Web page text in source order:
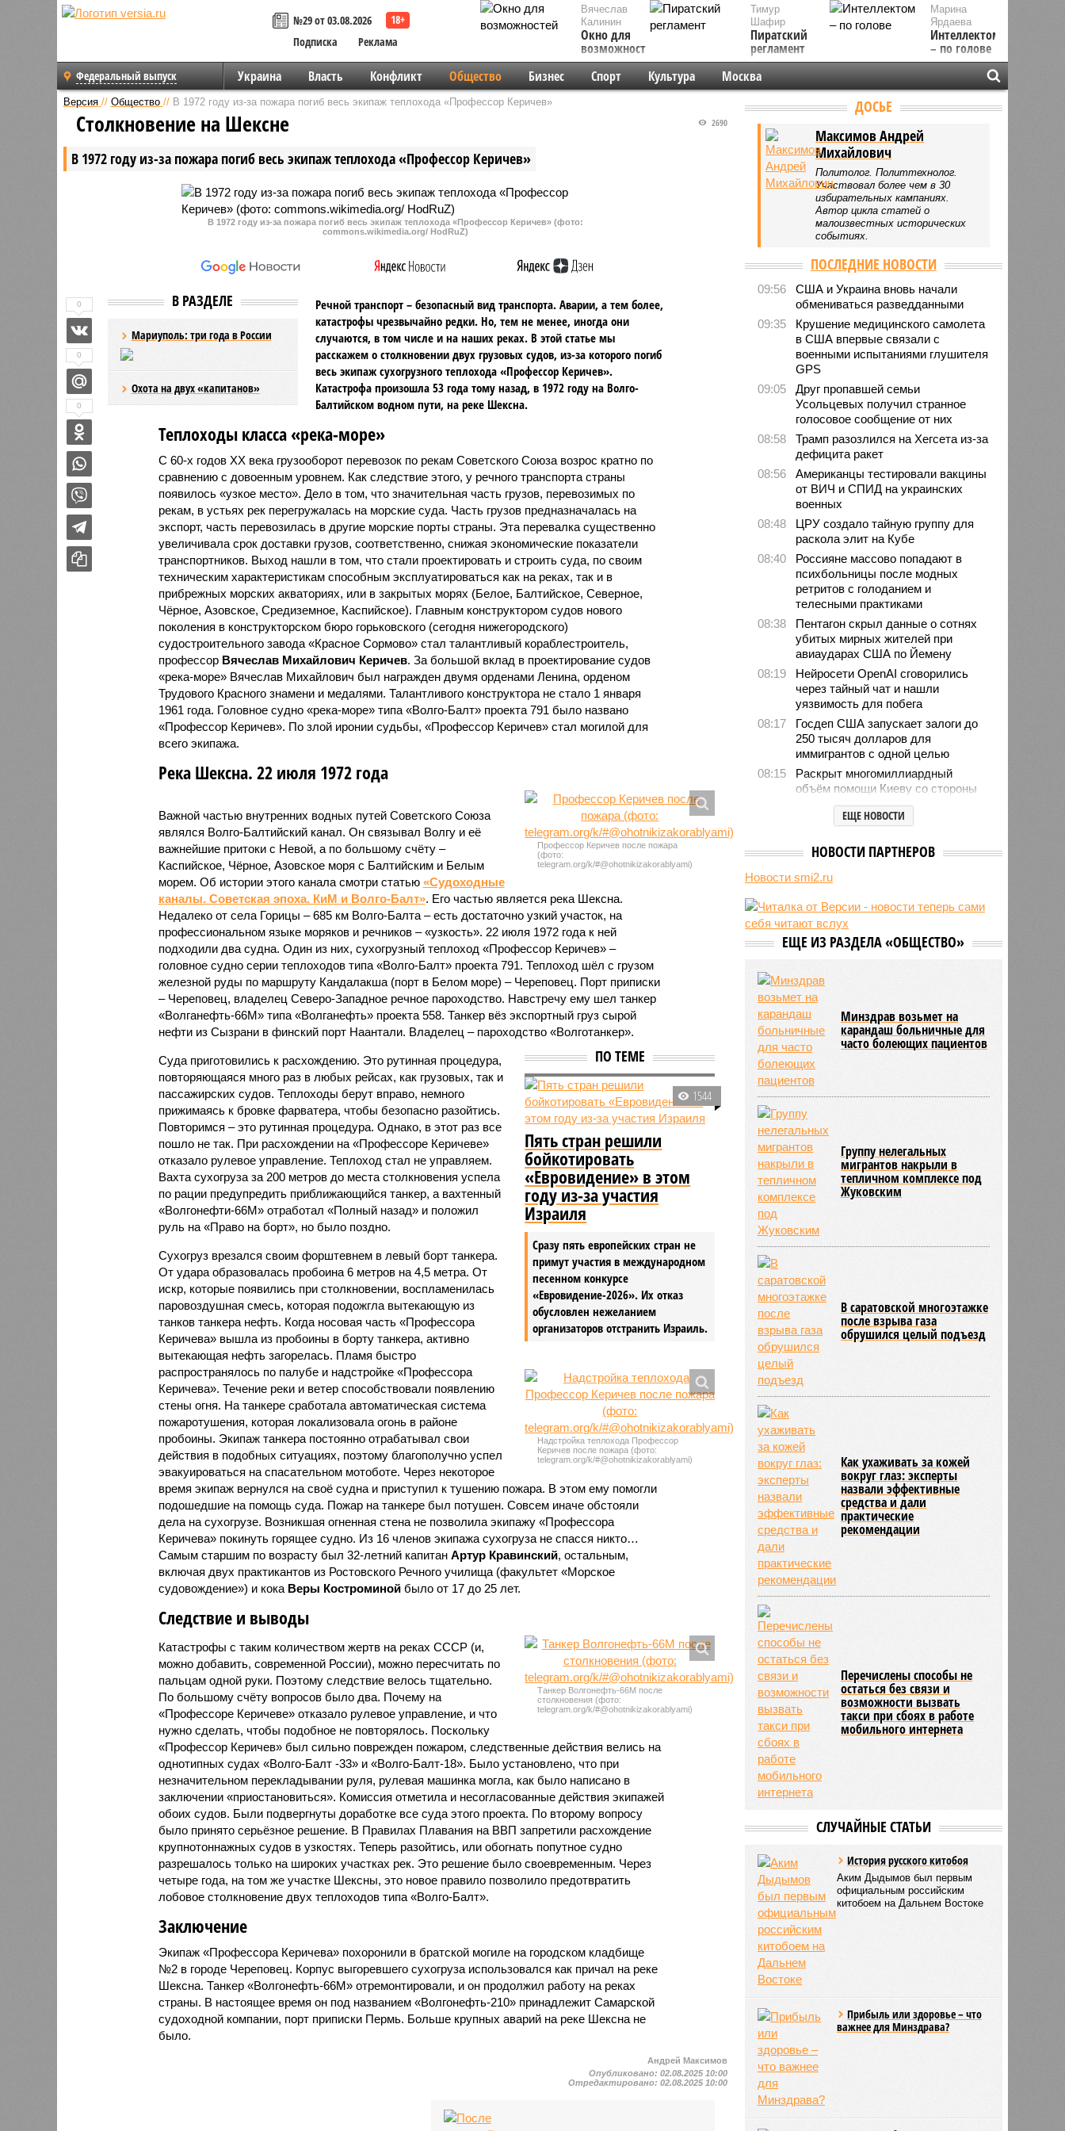
№29 от 03.08.2026
Подписка
Реклама
Вячеслав
Калинин
Окно для
возможностей
Марина
Ярдаева
Интеллектом
– по голове
Тимур
Шафир
Пиратский
регламент
Федеральный выпуск Украина Власть Конфликт Общество Бизнес Спорт Культура Москва
Версия // Общество // В 1972 году из-за пожара погиб весь экипаж теплохода «Профессор Керичев»
В 1972 году из-за пожара погиб весь экипаж теплохода «Профессор Керичев»
2690
Столкновение на Шексне
В 1972 году из-за пожара погиб весь экипаж теплохода «Профессор Керичев» (фото:
commons.wikimedia.org/ HodRuZ)
В РАЗДЕЛЕ
Мариуполь: три года в России
Охота на двух «капитанов»
Речной транспорт – безопасный вид транспорта. Аварии, а тем более,
катастрофы чрезвычайно редки. Но, тем не менее, иногда они
случаются, в том числе и на наших реках. В этой статье мы
расскажем о столкновении двух грузовых судов, из-за которого погиб
весь экипаж сухогрузного теплохода «Профессор Керичев».
Катастрофа произошла 53 года тому назад, в 1972 году на Волго-
Балтийском водном пути, на реке Шексна.
Теплоходы класса «река-море»
С 60-х годов ХХ века грузооборот перевозок по рекам Советского Союза возрос кратно по
сравнению с довоенным уровнем. Как следствие этого, у речного транспорта страны
появилось «узкое место». Дело в том, что значительная часть грузов, перевозимых по
рекам, в устьях рек перегружалась на морские суда. Часть грузов предназначалась на
экспорт, часть перевозилась в другие морские порты страны. Эта перевалка существенно
увеличивала срок доставки грузов, соответственно, снижая экономические показатели
транспортников. Выход нашли в том, что стали проектировать и строить суда, по своим
техническим характеристикам способным эксплуатироваться как на реках, так и в
прибрежных морских акваториях, или в закрытых морях (Белое, Балтийское, Северное,
Чёрное, Азовское, Средиземное, Каспийское). Главным конструктором судов нового
поколения в конструкторском бюро горьковского (сегодня нижегородского)
судостроительного завода «Красное Сормово» стал талантливый кораблестроитель,
профессор Вячеслав Михайлович Керичев. За большой вклад в проектирование судов
«река-море» Вячеслав Михайлович был награжден двумя орденами Ленина, орденом
Трудового Красного знамени и медалями. Талантливого конструктора не стало 1 января
1961 года. Головное судно «река-море» типа «Волго-Балт» проекта 791 было названо
«Профессор Керичев». По злой иронии судьбы, «Профессор Керичев» стал могилой для
всего экипажа.
Река Шексна. 22 июля 1972 года
Профессор Керичев после пожара
(фото:
telegram.org/k/#@ohotnikizakorablyami)
Важной частью внутренних водных путей Советского Союза
являлся Волго-Балтийский канал. Он связывал Волгу и её
важнейшие притоки с Невой, а по большому счёту –
Каспийское, Чёрное, Азовское моря с Балтийским и Белым
морем. Об истории этого канала смотри статью «Судоходные
каналы. Советская эпоха. КиМ и Волго-Балт». Его частью является река Шексна.
Недалеко от села Горицы – 685 км Волго-Балта – есть достаточно узкий участок, на
профессиональном языке моряков и речников – «узкость». 22 июля 1972 года к ней
подходили два судна. Один из них, сухогрузный теплоход «Профессор Керичев» –
головное судно серии теплоходов типа «Волго-Балт» проекта 791. Теплоход шёл с грузом
железной руды по маршруту Кандалакша (порт в Белом море) – Череповец. Порт приписки
– Череповец, владелец Северо-Западное речное пароходство. Навстречу ему шел танкер
«Волганефть-66М» типа «Волганефть» проекта 558. Танкер вёз экспортный груз сырой
нефти из Сызрани в финский порт Наантали. Владелец – пароходство «Волготанкер».
ПО ТЕМЕ
1544
Пять стран решили
бойкотировать
«Евровидение» в этом
году из-за участия
Израиля
Сразу пять европейских стран не
примут участия в международном
песенном конкурсе
«Евровидение-2026». Их отказ
обусловлен нежеланием
организаторов отстранить Израиль.
Суда приготовились к расхождению. Это рутинная процедура,
повторяющаяся много раз в любых рейсах, как грузовых, так и
пассажирских судов. Теплоходы берут вправо, немного
прижимаясь к бровке фарватера, чтобы безопасно разойтись.
Повторимся – это рутинная процедура. Однако, в этот раз все
пошло не так. При расхождении на «Профессоре Керичеве»
отказало рулевое управление. Теплоход стал не управляем.
Вахта сухогруза за 200 метров до места столкновения успела
по рации предупредить приближающийся танкер, а вахтенный
«Волгонефти-66М» отработал «Полный назад» и положил
руль на «Право на борт», но было поздно.
Надстройка теплохода Профессор
Керичев после пожара (фото:
telegram.org/k/#@ohotnikizakorablyami)
Сухогруз врезался своим форштевнем в левый борт танкера.
От удара образовалась пробоина 6 метров на 4,5 метра. От
искр, которые появились при столкновении, воспламенилась
паровоздушная смесь, которая подожгла вытекающую из
танков танкера нефть. Когда носовая часть «Профессора
Керичева» вышла из пробоины в борту танкера, активно
вытекающая нефть загорелась. Пламя быстро
распространялось по палубе и надстройке «Профессора
Керичева». Течение реки и ветер способствовали появлению
стены огня. На танкере сработала автоматическая система
пожаротушения, которая локализовала огонь в районе
пробоины. Экипаж танкера постоянно отрабатывал свои
действия в подобных ситуациях, поэтому благополучно успел
эвакуироваться на спасательном мотоботе. Через некоторое
время экипаж вернулся на своё судна и приступил к тушению пожара. В этом ему помогли
подошедшие на помощь суда. Пожар на танкере был потушен. Совсем иначе обстояли
дела на сухогрузе. Возникшая огненная стена не позволила экипажу «Профессора
Керичева» покинуть горящее судно. Из 16 членов экипажа сухогруза не спасся никто…
Самым старшим по возрасту был 32-летний капитан Артур Кравинский, остальным,
включая двух практикантов из Ростовского Речного училища (факультет «Морское
судовождение») и кока Веры Костроминойбыло от 17 до 25 лет.
Следствие и выводы
Танкер Волгонефть-66М после
столкновения (фото:
telegram.org/k/#@ohotnikizakorablyami)
Катастрофы с таким количеством жертв на реках СССР (и,
можно добавить, современной России), можно пересчитать по
пальцам одной руки. Поэтому следствие велось тщательно.
По большому счёту вопросов было два. Почему на
«Профессоре Керичеве» отказало рулевое управление, и что
нужно сделать, чтобы подобное не повторялось. Поскольку
«Профессор Керичев» был сильно поврежден пожаром, следственные действия велись на
однотипных судах «Волго-Балт -33» и «Волго-Балт-18». Было установлено, что при
незначительном перекладывании руля, рулевая машинка могла, как было написано в
заключении «приостановиться». Комиссия отметила и несогласованные действия экипажей
обоих судов. Были подвергнуты доработке все суда этого проекта. По второму вопросу
было принято серьёзное решение. В Правилах Плавания на ВВП запретили расхождение
крупнотоннажных судов в узкостях. Теперь разойтись, или обогнать попутное судно
разрешалось только на широких участках рек. Это решение было своевременным. Через
четыре года, на том же участке Шексны, это новое правило позволило предотвратить
лобовое столкновение двух теплоходов типа «Волго-Балт».
Заключение
Экипаж «Профессора Керичева» похоронили в братской могиле на городском кладбище
№2 в городе Череповец. Корпус выгоревшего сухогруза использовался как причал на реке
Шексна. Танкер «Волгонефть-66М» отремонтировали, и он продолжил работу на реках
страны. В настоящее время он под названием «Волгонефть-210» принадлежит Самарской
судоходной компании, порт приписки Пермь. Больше крупных аварий на реке Шексна не
было.
0
0
0
Андрей Максимов
Опубликовано:02.08.2025 10:00
Отредактировано:02.08.2025 10:00
ДОСЬЕ
Максимов Андрей
Михайлович
Политолог. Политтехнолог.
Участвовал более чем в 30
избирательных кампаниях.
Автор цикла статей о
малоизвестных исторических
событиях.
ПОСЛЕДНИЕ НОВОСТИ
09:56
США и Украина вновь начали
обмениваться разведданными
09:35
Крушение медицинского самолета
в США впервые связали с
военными испытаниями глушителя
GPS
09:05
Друг пропавшей семьи
Усольцевых получил странное
голосовое сообщение от них
08:58
Трамп разозлился на Хегсета из-за
дефицита ракет
08:56
Американцы тестировали вакцины
от ВИЧ и СПИД на украинских
военных
08:48
ЦРУ создало тайную группу для
раскола элит на Кубе
08:40
Россияне массово попадают в
психбольницы после модных
ретритов с голоданием и
телесными практиками
08:38
Пентагон скрыл данные о сотнях
убитых мирных жителей при
авиаударах США по Йемену
08:19
Нейросети OpenAI сговорились
через тайный чат и нашли
уязвимость для побега
08:17
Госдеп США запускает залоги до
250 тысяч долларов для
иммигрантов с одной целью
08:15
Раскрыт многомиллиардный
объём помощи Киеву со стороны
Запада
Иран получил крупную уступку по
07:55
Глава Adidas извинился за
эпидемию розовых бутс на
07:49
Залужный: Украина исчерпала все
виды вооружений, а НАТО
застряло в доктринах Второй
мировой
05/08
расследования теракта на
«Северных потоках»
ЕЩЕ НОВОСТИ
НОВОСТИ ПАРТНЕРОВ
Новости smi2.ru
ЕЩЕ ИЗ РАЗДЕЛА «ОБЩЕСТВО»
Минздрав возьмет на
карандаш больничные для
часто болеющих пациентов
Группу нелегальных
мигрантов накрыли в
тепличном комплексе под
Жуковским
В саратовской многоэтажке
после взрыва газа
обрушился целый подъезд
Как ухаживать за кожей
вокруг глаз: эксперты
назвали эффективные
средства и дали
практические
рекомендации
Перечислены способы не
остаться без связи и
возможности вызвать
такси при сбоях в работе
мобильного интернета
СЛУЧАЙНЫЕ СТАТЬИ
История русского китобоя
Аким Дыдымов был первым
официальным российским
китобоем на Дальнем Востоке
Прибыль или здоровье – что
важнее для Минздрава?